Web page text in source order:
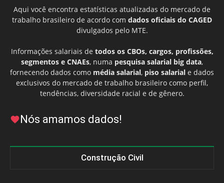
Aqui você encontra estatísticas atualizadas do mercado de
trabalho brasileiro de acordo com dados oficiais do CAGED
divulgados pelo MTE.
Informações salariais de todos os CBOs, cargos, profissões,
segmentos e CNAEs, numa pesquisa salarial big data,
fornecendo dados como média salarial, piso salarial e dados
exclusivos do mercado de trabalho brasileiro como perfil,
tendências, diversidade racial e de gênero.
Nós amamos dados!
Construção Civil